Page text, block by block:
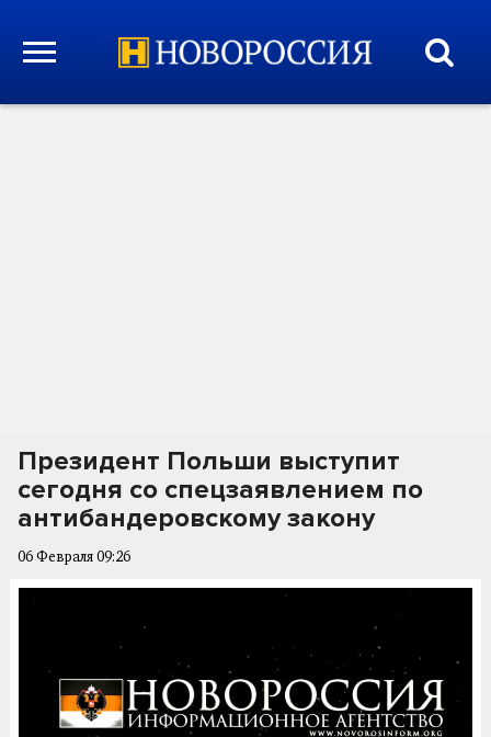
Президент Польши выступит
сегодня со спецзаявлением по
антибандеровскому закону
06 Февраля 09:26